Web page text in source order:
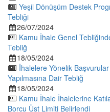
Yeşil Dönüşüm Destek
Tebliği
26/07/2024
Kamu İhale Genel
Tebliğ
18/05/2024
İhalelere Yönelik
Yapılmasına Dair Tebliğ
18/05/2024
Kamu İhale İhalelerine
Borcu Üst Limiti Belirlendi